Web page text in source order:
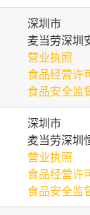
深圳市
麦当劳深圳
营业执照
食品经营许
食品安全监
深圳市
麦当劳深圳
营业执照
食品经营许
食品安全监